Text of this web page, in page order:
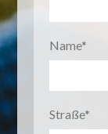
Name
Straße